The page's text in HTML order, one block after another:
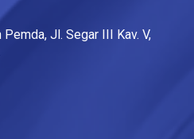
Jl. Segar III Kav. V,